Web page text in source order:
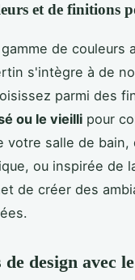
et de finitions
de couleurs
s'intègre à de
parmi des
ou le vieilli pour
votre salle de bain,
ou inspirée de
de créer des
design avec